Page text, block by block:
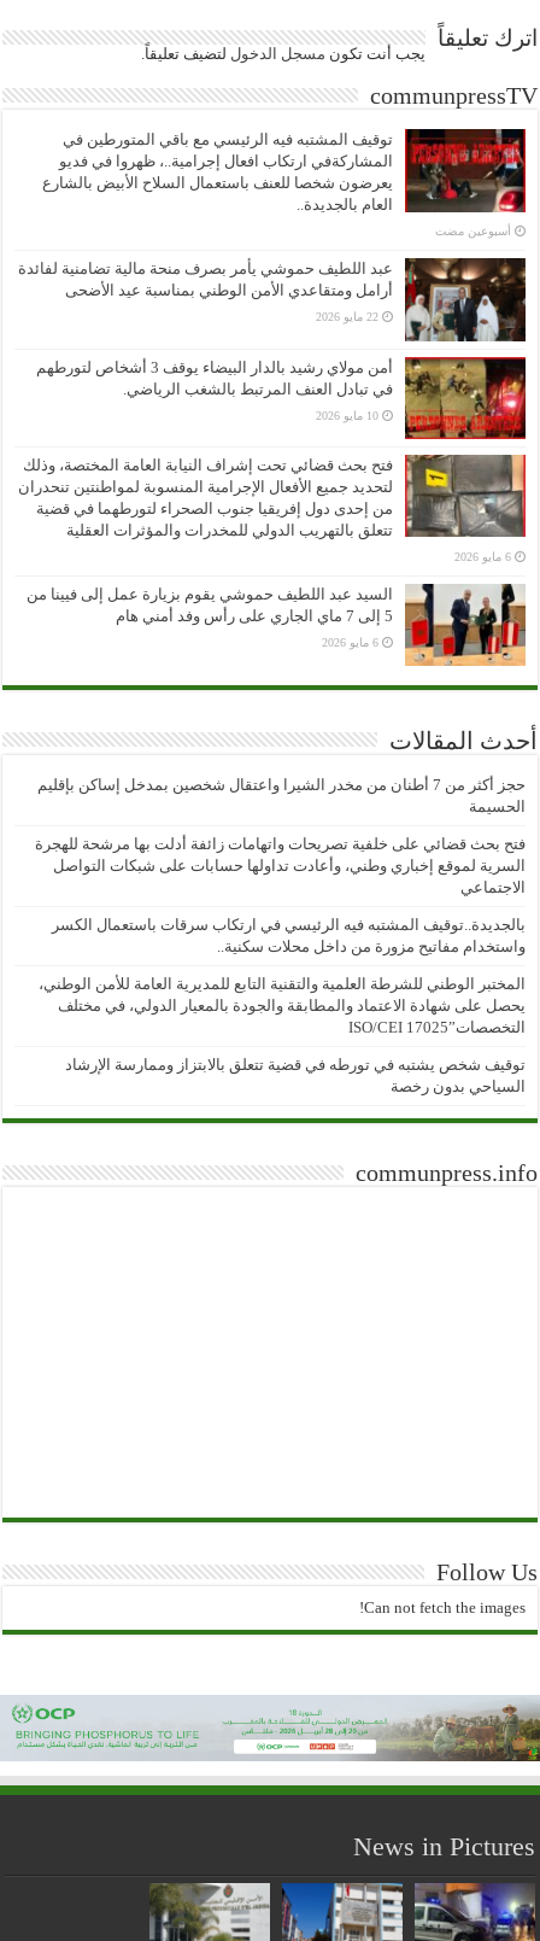
اترك تعليقاً
يجب أنت تكون مسجل الدخول لتضيف تعليقاً.
communpressTV
توقيف المشتبه فيه الرئيسي مع باقي المتورطين في
المشاركةفي ارتكاب افعال إجرامية..، ظهروا في فديو
يعرضون شخصا للعنف باستعمال السلاح الأبيض بالشارع
العام بالجديدة..
‏أسبوعين مضت
عبد اللطيف حموشي يأمر بصرف منحة مالية تضامنية لفائدة
أرامل ومتقاعدي الأمن الوطني بمناسبة عيد الأضحى
22 مايو 2026
أمن مولاي رشيد بالدار البيضاء يوقف 3 أشخاص لتورطهم
في تبادل العنف المرتبط بالشغب الرياضي.
10 مايو 2026
فتح بحث قضائي تحت إشراف النيابة العامة المختصة، وذلك
لتحديد جميع الأفعال الإجرامية المنسوبة لمواطنتين تنحدران
من إحدى دول إفريقيا جنوب الصحراء لتورطهما في قضية
تتعلق بالتهريب الدولي للمخدرات والمؤثرات العقلية
6 مايو 2026
السيد عبد اللطيف حموشي يقوم بزيارة عمل إلى فيينا من
5 إلى 7 ماي الجاري على رأس وفد أمني هام
6 مايو 2026
أحدث المقالات
حجز أكثر من 7 أطنان من مخدر الشيرا واعتقال شخصين بمدخل إساكن بإقليم
الحسيمة
فتح بحث قضائي على خلفية تصريحات واتهامات زائفة أدلت بها مرشحة للهجرة
السرية لموقع إخباري وطني، وأعادت تداولها حسابات على شبكات التواصل
الاجتماعي
بالجديدة..توقيف المشتبه فيه الرئيسي في ارتكاب سرقات باستعمال الكسر
واستخدام مفاتيح مزورة من داخل محلات سكنية..
المختبر الوطني للشرطة العلمية والتقنية التابع للمديرية العامة للأمن الوطني،
يحصل على شهادة الاعتماد والمطابقة والجودة بالمعيار الدولي، في مختلف
التخصصات”ISO/CEI 17025
توقيف شخص يشتبه في تورطه في قضية تتعلق بالابتزاز وممارسة الإرشاد
السياحي بدون رخصة
communpress.info
Follow Us
Can not fetch the images!
News in Pictures